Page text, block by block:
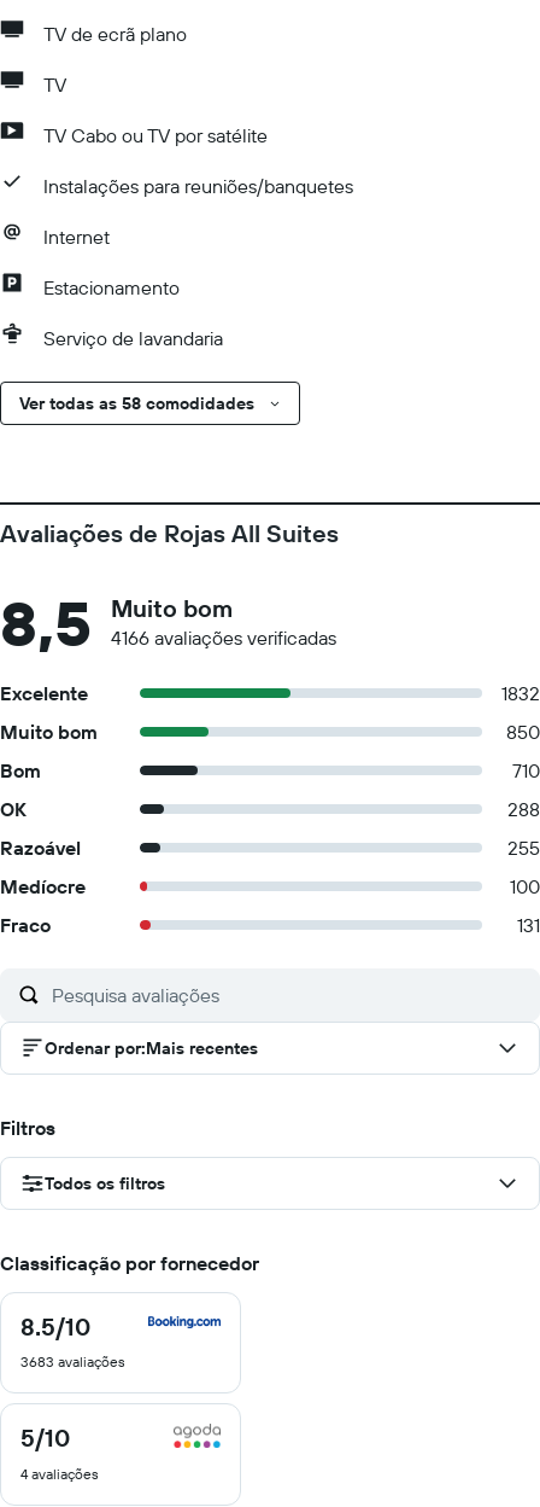
TV de ecrã plano
TV
TV Cabo ou TV por satélite
Instalações para reuniões/banquetes
Internet
Estacionamento
Serviço de lavandaria
Ver todas as 58 comodidades
Avaliações de Rojas All Suites
8,5 Muito bom
4166 avaliações verificadas
Excelente
1832
Muito bom
850
Bom
710
OK
288
Razoável
255
Medíocre
100
Fraco
131
Ordenar por:Mais recentes
Filtros
Todos os filtros
Classificação por fornecedor
8.5/10
8.5
10
3683 avaliações
5/10
5
de
10
4 avaliações